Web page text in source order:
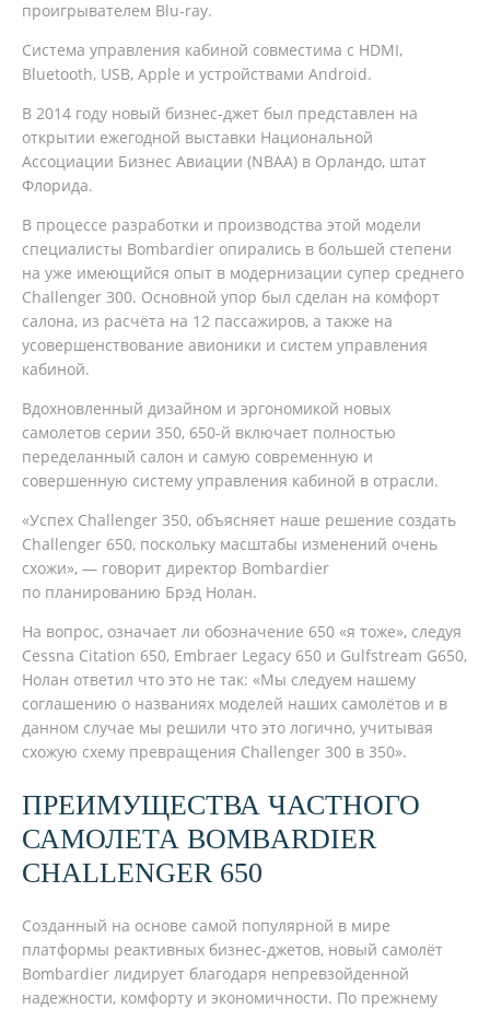
проигрывателем Blu-ray.
Система управления кабиной совместима с HDMI,
Bluetooth, USB, Apple и устройствами Android.
В 2014 году новый бизнес-джет был представлен на
открытии ежегодной выставки Национальной
Ассоциации Бизнес Авиации (NBAA) в Орландо, штат
Флорида.
В процессе разработки и производства этой модели
специалисты Bombardier опирались в большей степени
на уже имеющийся опыт в модернизации супер среднего
Challenger 300. Основной упор был сделан на комфорт
салона, из расчёта на 12 пассажиров, а также на
усовершенствование авионики и систем управления
кабиной.
Вдохновленный дизайном и эргономикой новых
самолетов серии 350, 650-й включает полностью
переделанный салон и самую современную и
совершенную систему управления кабиной в отрасли.
Успех Challenger 350, объясняет наше решение создать
Challenger 650, поскольку масштабы изменений очень
схожи , — говорит директор Bombardier
по планированию Брэд Нолан.
На вопрос, означает ли обозначение 650 «я тоже», следуя
Cessna Citation 650, Embraer Legacy 650 и Gulfstream G650,
Нолан ответил что это не так: «Мы следуем нашему
соглашению о названиях моделей наших самолётов и в
данном случае мы решили что это логично, учитывая
схожую схему превращения Challenger 300 в 350».
ПРЕИМУЩЕСТВА ЧАСТНОГО
САМОЛЕТА BOMBARDIER
CHALLENGER 650
Созданный на основе самой популярной в мире
платформы реактивных бизнес-джетов, новый самолёт
Bombardier лидирует благодаря непревзойденной
надежности, комфорту и экономичности. По прежнему